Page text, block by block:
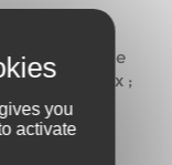
le
accumulé une
morceaux ;
à l’amour.
you
activate